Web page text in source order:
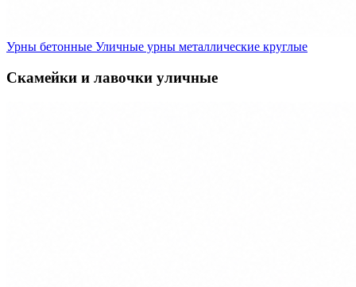
Урны бетонные Уличные урны металлические круглые
Скамейки и лавочки уличные